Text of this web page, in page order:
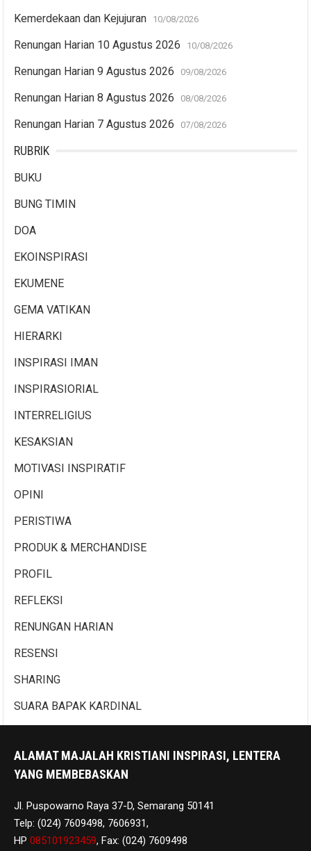
Kemerdekaan dan Kejujuran 10/08/2026
Renungan Harian 10 Agustus 2026 10/08/2026
Renungan Harian 9 Agustus 2026 09/08/2026
Renungan Harian 8 Agustus 2026 08/08/2026
Renungan Harian 7 Agustus 2026 07/08/2026
RUBRIK
BUKU
BUNG TIMIN
DOA
EKOINSPIRASI
EKUMENE
GEMA VATIKAN
HIERARKI
INSPIRASI IMAN
INSPIRASIORIAL
INTERRELIGIUS
KESAKSIAN
MOTIVASI INSPIRATIF
OPINI
PERISTIWA
PRODUK & MERCHANDISE
PROFIL
REFLEKSI
RENUNGAN HARIAN
RESENSI
SHARING
SUARA BAPAK KARDINAL
ALAMAT MAJALAH KRISTIANI INSPIRASI, LENTERA
YANG MEMBEBASKAN
Jl. Puspowarno Raya 37-D, Semarang 50141
Telp: (024) 7609498, 7606931,
HP 085101923459, Fax: (024) 7609498